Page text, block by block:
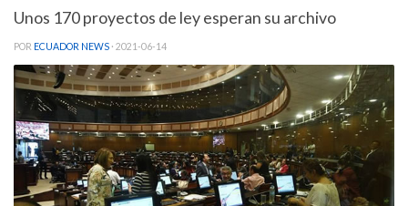
Unos 170 proyectos de ley esperan su archivo
POR ECUADOR NEWS · 2021-06-14